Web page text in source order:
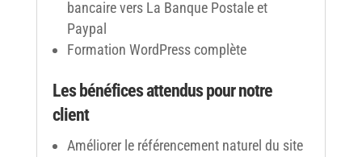
bancaire vers La Banque Postale et
Paypal
Formation WordPress complète
Les bénéfices attendus pour notre
client
Améliorer le référencement naturel du site